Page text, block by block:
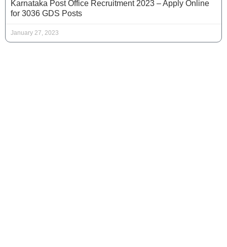
Karnataka Post Office Recruitment 2023 – Apply Online
for 3036 GDS Posts
January 27, 2023